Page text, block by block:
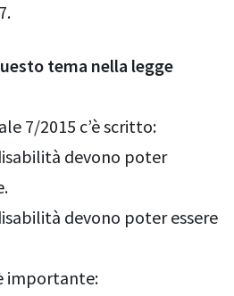
tema nella legge
7/2015 c’è scritto:
devono poter
devono poter essere
importante: